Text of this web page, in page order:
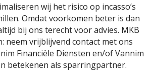
wij het risico op incasso’s
Omdat voorkomen beter is dan
bij ons terecht voor advies. MKB
neem vrijblijvend contact met ons
Financiële Diensten en/of Vannim
betekenen als sparringpartner.